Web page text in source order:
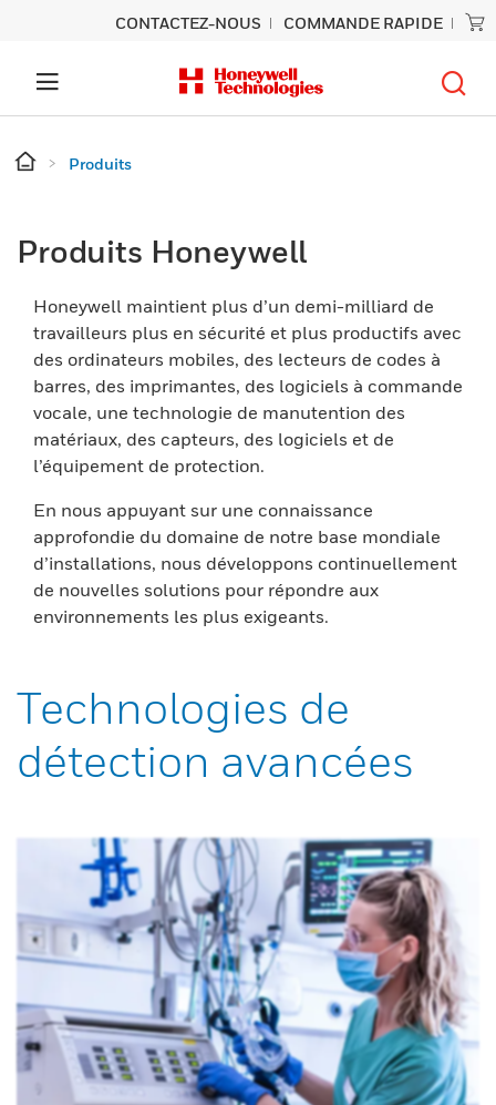
CONTACTEZ-NOUS COMMANDE RAPIDE
Produits
Produits Honeywell
Honeywell maintient plus d’un demi-milliard de
travailleurs plus en sécurité et plus productifs avec
des ordinateurs mobiles, des lecteurs de codes à
barres, des imprimantes, des logiciels à commande
vocale, une technologie de manutention des
matériaux, des capteurs, des logiciels et de
l’équipement de protection.
En nous appuyant sur une connaissance
approfondie du domaine de notre base mondiale
d’installations, nous développons continuellement
de nouvelles solutions pour répondre aux
environnements les plus exigeants.
Technologies de
détection avancées